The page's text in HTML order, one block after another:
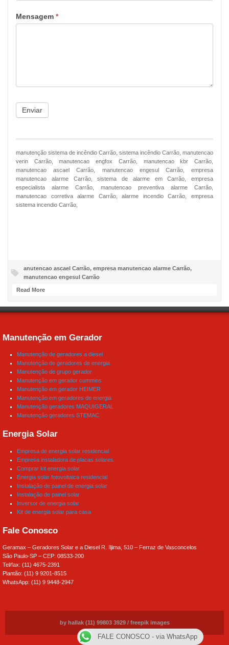
Mensagem *
Enviar
manutenção sistema de incêndio Carrão, sistema incêndio Carrão, manutencao
verin Carrão, manutencao engfox Carrão, manutencao kbr Carrão,
manutencao ascael Carrão, manutencao engesul Carrão, empresa
manutencao alarme Carrão, sistema de alarme em Carrão, empresa
especialista alarme Carrão, manutencao preventiva alarme Carrão,
manutencao corretiva alarme Carrão, alarme incendio Carrão, empresa
sistema incendio Carrão,
anutencao ascael Carrão, empresa manutencao alarme Carrão,
manutencao engesul Carrão
Read More
Manutenção em Gerador
Manutenção de geradores a diesel
Manutenção de geradores de energia
Manutenção de grupo gerador
Manutenção em gerador cummins
Manutenção em gerador HEIMER
Manutenção em geradores de energia
Manutenção geradores MAQUIGERAL
Manutenção geradores STEMAC
Energia Solar
Empresa de energia solar residencial
Empresa instaladora de placas solares
Comprar kit energia solar
Energia solar fotovoltaica residencial
Instalação de painel de energia solar
Instalação de painel solar
Inversor de energia solar
Kit de energia solar para casa
Fale Conosco
Geramax – Geradores Solar e a Diesel R. Iljima, 510 – Ferraz de Vasconcelos
São Paulo-SP – CEP: 08533-200
Tel/fax: (11) 4675-2391
Plantão: (11) 9 9201-8515
WhatsApp: (11) 9 9448-2947
by hallak (11) 99803 3929 / freepik images
FALE CONOSCO - via WhatsApp